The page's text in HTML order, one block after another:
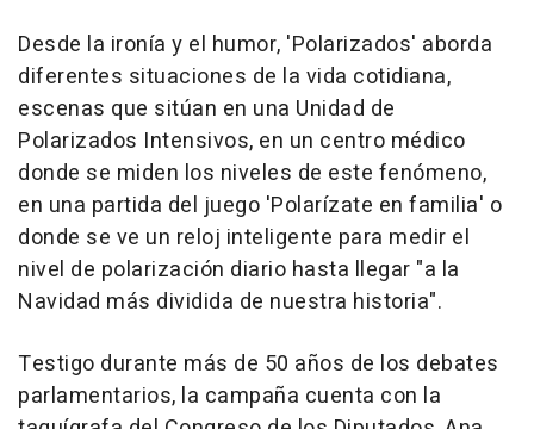
Desde la ironía y el humor, 'Polarizados' aborda
diferentes situaciones de la vida cotidiana,
escenas que sitúan en una Unidad de
Polarizados Intensivos, en un centro médico
donde se miden los niveles de este fenómeno,
en una partida del juego 'Polarízate en familia' o
donde se ve un reloj inteligente para medir el
nivel de polarización diario hasta llegar "a la
Navidad más dividida de nuestra historia".
Testigo durante más de 50 años de los debates
parlamentarios, la campaña cuenta con la